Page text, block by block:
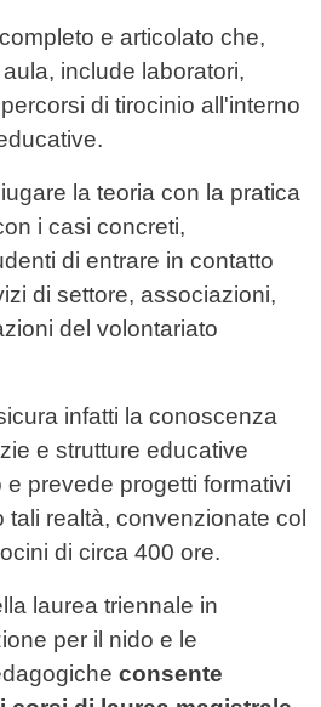
e articolato che,
include laboratori,
di tirocinio all'interno
la teoria con la pratica
i casi concreti,
di entrare in contatto
di settore, associazioni,
del volontariato
infatti la conoscenza
e strutture educative
e prevede progetti formativi
realtà, convenzionate col
di circa 400 ore.
laurea triennale in
per il nido e le
consente